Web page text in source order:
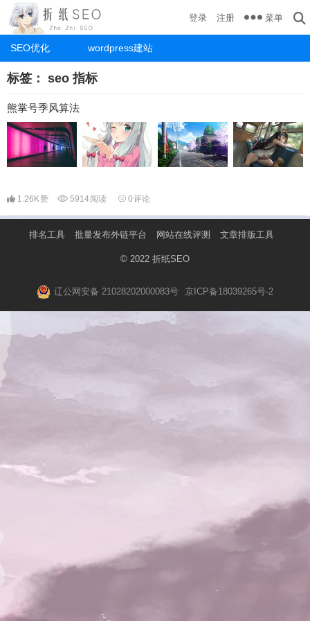
SEO优化 wordpress建站
登录 注册 菜单
标签： seo 指标
熊掌号季风算法
1.26K赞 5914阅读 0评论
排名工具 批量发布外链平台 网站在线评测 文章排版工具
© 2022 折纸SEO
辽公网安备 21028202000083号 京ICP备18039265号-2